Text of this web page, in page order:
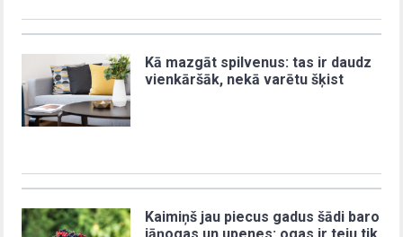
Kā mazgāt spilvenus: tas ir daudz
vienkāršāk, nekā varētu šķist
Kaimiņš jau piecus gadus šādi baro